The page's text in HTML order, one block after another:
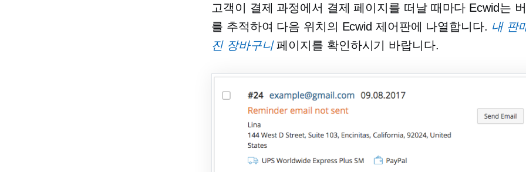
고객이 결제 과정에서 결제 페이지를 떠날 때마다 Ecwid는
를 추적하여 다음 위치의 Ecwid 제어판에 나열합니다. 내 판
진 장바구니페이지를 확인하시기 바랍니다.